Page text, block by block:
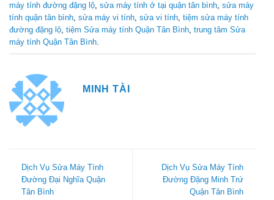
máy tính đường đặng lộ, sửa máy tính ở tại quận tân bình, sửa máy
tính quận tân bình, sửa máy vi tính, sửa vi tính, tiệm sửa máy tính
đường đặng lộ, tiệm Sửa máy tính Quận Tân Bình, trung tâm Sửa
máy tính Quận Tân Bình.
MINH TÀI
Dịch Vụ Sửa Máy Tính
Đường Đại Nghĩa Quận
Tân Bình
Dịch Vụ Sửa Máy Tính
Đường Đặng Minh Trứ
Quận Tân Bình